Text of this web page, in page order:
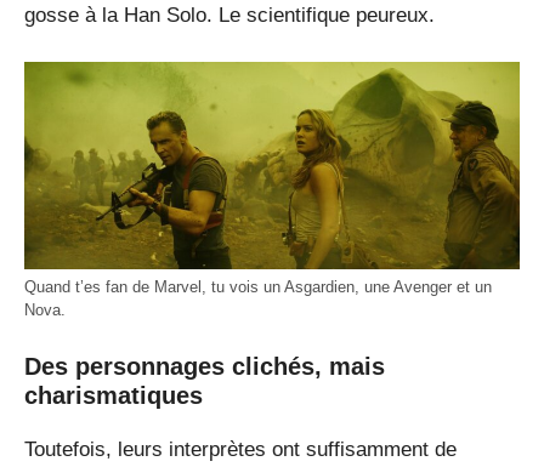
gosse à la Han Solo. Le scientifique peureux.
Quand t’es fan de Marvel, tu vois un Asgardien, une Avenger et un
Nova.
Des personnages clichés, mais
charismatiques
Toutefois, leurs interprètes ont suffisamment de